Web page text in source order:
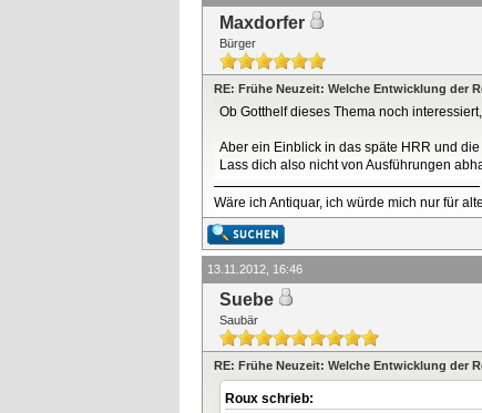
Maxdorfer
Bürger
RE: Frühe Neuzeit: Welche Entwicklung der
Ob Gotthelf dieses Thema noch
Aber ein Einblick in das späte HRR und
Lass dich also nicht von Ausführungen
Wäre ich Antiquar, ich würde mich nur für
13.11.2012, 16:46
Suebe
Saubär
RE: Frühe Neuzeit: Welche Entwicklung der
Roux schrieb: